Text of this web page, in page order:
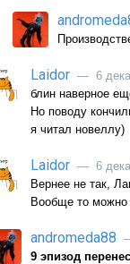
Laidor — 6
блин наверное
Но поводу
я читал новеллу)
Laidor — 6
Вернее не так,
Вообще то можно
andromeda88
9 эпизод